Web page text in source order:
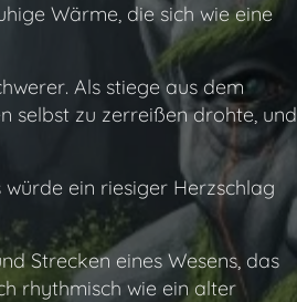
Wärme, die sich wie eine
Als stiege aus dem
selbst zu zerreißen drohte, und
ein riesiger Herzschlag
Strecken eines Wesens, das
rhythmisch wie ein alter